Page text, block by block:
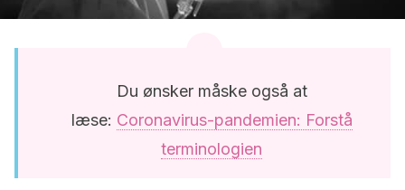
Du ønsker måske også at
læse: Coronavirus-pandemien: Forstå
terminologien